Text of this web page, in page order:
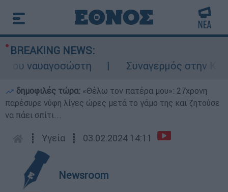
BREAKING NEWS:
ναυαγοσώστη
Συναγερμός στην
δημοφιλές τώρα: «Θέλω τον πατέρα μου»: 27χρονη
παρέσυρε νύφη λίγες ώρες μετά το γάμο της και ζητούσε
να πάει σπίτι...
┋ Υγεία ┋ 03.02.2024 14:11
Newsroom